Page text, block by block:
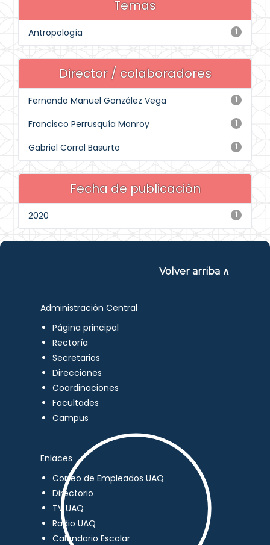
Temas
1
Antropología
Director / colaboradores
1
Fernando Manuel González Vega
1
Francisco Perrusquía Monroy
1
Gabriel Corral Basurto
Fecha de publicación
1
2020
Volver arriba ∧
Administración Central
Página principal
Rectoría
Secretarios
Direcciones
Coordinaciones
Facultades
Campus
Enlaces
Correo de Empleados UAQ
Directorio
TV UAQ
Radio UAQ
Calendario Escolar